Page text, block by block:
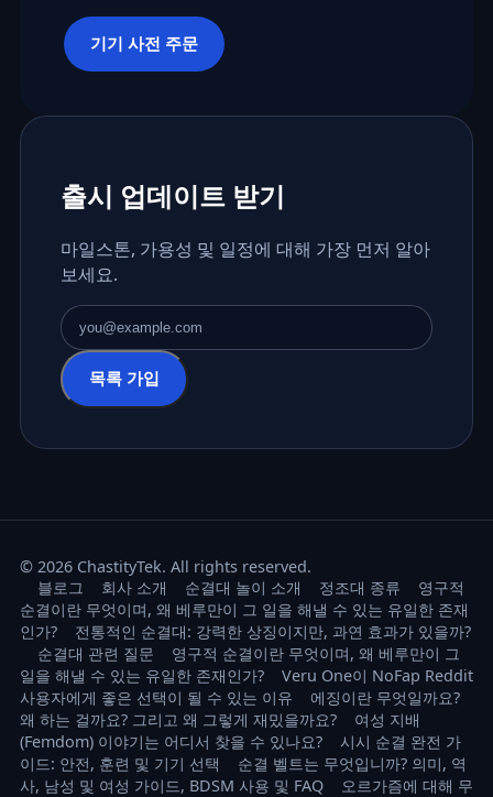
기기 사전 주문
출시 업데이트 받기
마일스톤, 가용성 및 일정에 대해 가장 먼저 알아
보세요.
이메일 주소
목록 가입
© 2026 ChastityTek. All rights reserved.
블로그
회사 소개 순결대 놀이 소개 정조대 종류
영구적
순결이란 무엇이며, 왜 베루만이 그 일을 해낼 수 있는 유일한 존재
인가?
전통적인 순결대: 강력한 상징이지만, 과연 효과가 있을까?
순결대 관련 질문
영구적 순결이란 무엇이며, 왜 베루만이 그
일을 해낼 수 있는 유일한 존재인가?
Veru One이 NoFap Reddit
사용자에게 좋은 선택이 될 수 있는 이유
에징이란 무엇일까요?
왜 하는 걸까요? 그리고 왜 그렇게 재밌을까요?
여성 지배
(Femdom) 이야기는 어디서 찾을 수 있나요?
시시 순결 완전 가
이드: 안전, 훈련 및 기기 선택
순결 벨트는 무엇입니까? 의미, 역
사, 남성 및 여성 가이드, BDSM 사용 및 FAQ
오르가즘에 대해 무